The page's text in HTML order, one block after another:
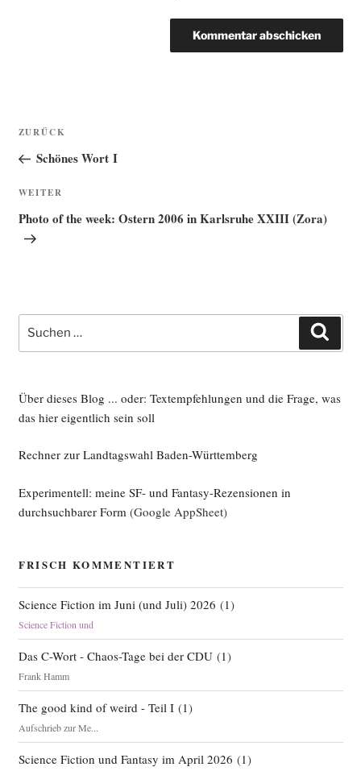
Beitragsnavigation
Vorheriger
Beitrag
ZURÜCK
Schönes Wort I
Nächster
Beitrag
WEITER
Photo of the week: Ostern 2006 in Karlsruhe XXIII (Zora)
Suche
nach:
Über dieses Blog ... oder: Textempfehlungen und die Frage, was
das hier eigentlich sein soll
Rechner zur Landtagswahl Baden-Württemberg
Experimentell: meine SF- und Fantasy-Rezensionen in
durchsuchbarer Form (Google AppSheet)
FRISCH KOMMENTIERT
Science Fiction im Juni (und Juli) 2026 (1)
Science Fiction und
Das C-Wort - Chaos-Tage bei der CDU(1)
Frank Hamm
The good kind of weird - Teil I(1)
Aufschrieb zur Me...
Science Fiction und Fantasy im April 2026 (1)